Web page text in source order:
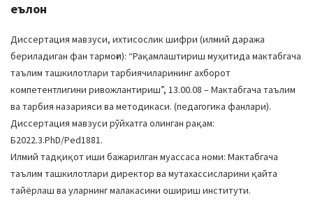
еълон
Диссертация мавзуси, ихтисослик шифри (илмий даража
бериладиган фан тармоғи): “Рақамлаштириш муҳитида мактабгача
таълим ташкилотлари тарбиячиларининг ахборот
компетентлигини ривожлантириш”, 13.00.08 – Мактабгача таълим
ва тарбия назарияси ва методикаси. (педагогика фанлари).
Диссертация мавзуси рўйхатга олинган рақам:
Б2022.3.PhD/Ped1881.
Илмий тадқиқот иши бажарилган муассаса номи: Мактабгача
таълим ташкилотлари директор ва мутахассисларини қайта
тайёрлаш ва уларнинг малакасини ошириш институти.